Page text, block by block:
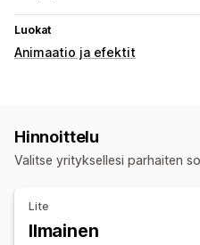
Luokat
Animaatio ja efektit
Mukautetut animaatiot
Sivukohtaiset efektit Väri
Hinnoittelu
Valitse yrityksellesi parhaiten
Lite
Ilmainen